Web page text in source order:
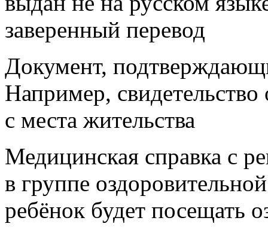
заверенный перевод
Документ,
Например, свидетельство
с места жительства
Медицинская справка с
в группе
ребёнок будет посещать